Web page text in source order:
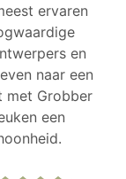
ervaren
en
naar een
met Grobber
een